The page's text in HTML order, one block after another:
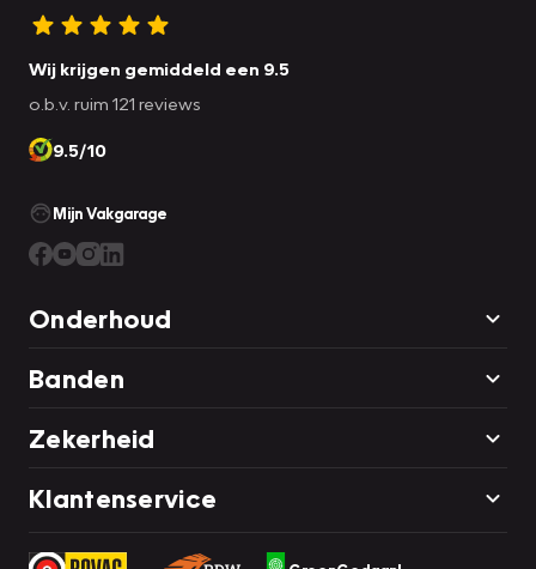
Wij krijgen gemiddeld een 9.5
o.b.v. ruim 121 reviews
9.5/10
Mijn Vakgarage
Onderhoud
Banden
Zekerheid
Klantenservice